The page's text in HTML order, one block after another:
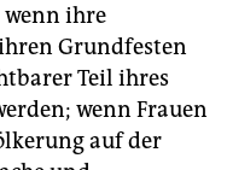
wenn ihre
Grundfesten
Teil ihres
wenn Frauen
auf der